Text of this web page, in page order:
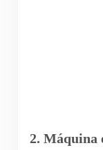
2. Máquina